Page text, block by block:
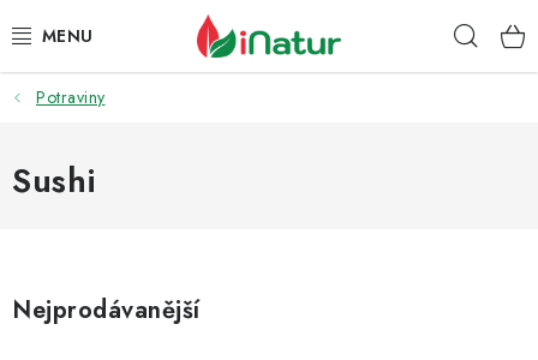
na
POTRAVINY
OŘECHY A SUŠENÉ PLODY
Potraviny
Sushi
Nejprodávanější